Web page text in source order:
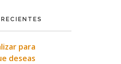
para
deseas